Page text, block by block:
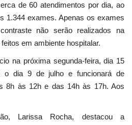
de 60 atendimentos por dia, ao
1.344 exames. Apenas os exames
não serão realizados na
em ambiente hospitalar.
na próxima segunda-feira, dia 15
o dia 9 de julho e funcionará de
8h às 12h e das 14h às 17h. Aos
Larissa Rocha, destacou a